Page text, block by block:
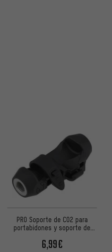
en 5 reseñas
PRO Soporte de CO2 para
portabidones y soporte de
6,99€